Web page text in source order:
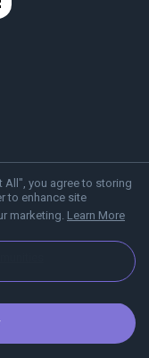
you agree to storing
to enhance site
marketing. Learn More